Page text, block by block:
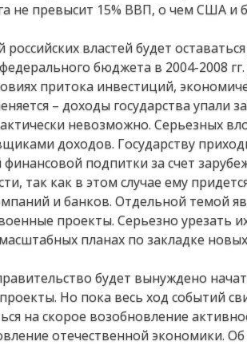
не превысит 15% ВВП, о чем США и
властей будет
бюджета в 2004-2008
притока инвестиций,
– доходы государства упали
невозможно. Серьезных
доходов. Государству
подпитки за счет
так как в этом случае ему
и банков. Отдельной темой
проекты. Серьезно урезать
планах по закладке
будет вынуждено
Но пока весь ход событий
на скорое возобновление
отечественной экономики.